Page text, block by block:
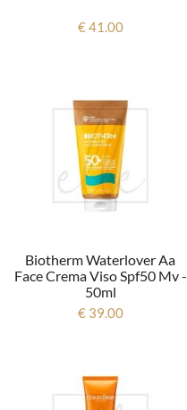
€ 41.00
Biotherm Waterlover Aa
Face Crema Viso Spf50 Mv -
50ml
€ 39.00